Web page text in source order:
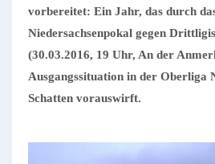
vorbereitet: Ein Jahr, das durch
Niedersachsenpokal gegen
(30.03.2016, 19 Uhr, An der
Ausgangssituation in der Oberliga
Schatten vorauswirft.